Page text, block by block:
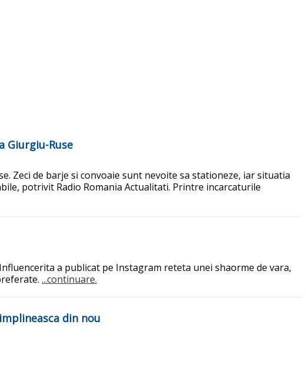
Giurgiu-Ruse
Zeci de barje si convoaie sunt nevoite sa stationeze, iar situatia
potrivit Radio Romania Actualitati. Printre incarcaturile
a publicat pe Instagram reteta unei shaorme de vara,
...continuare.
din nou